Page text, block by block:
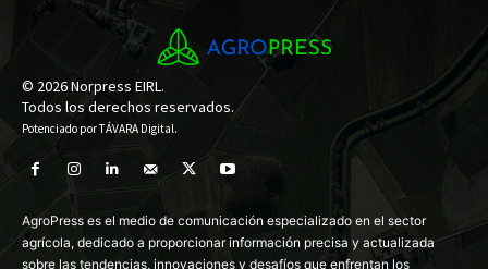
© 2026 Norpress EIRL.
Todos los derechos reservados.
Potenciado porTÁVARA Digital.
AgroPress es el medio de comunicación especializado en el sector
agrícola, dedicado a proporcionar información precisa y actualizada
sobre las tendencias, innovaciones y desafíos que enfrentan los